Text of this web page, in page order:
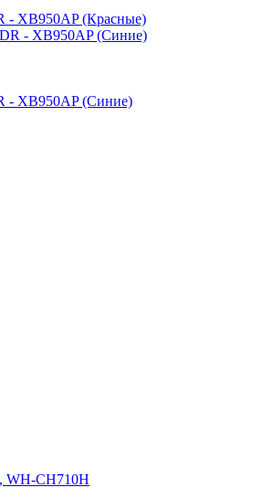
XB950AP (Красные)
- XB950AP (Синие)